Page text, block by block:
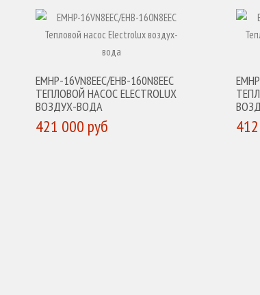
EMHP-16VN8EEC/EHB-160N8EEC
ТЕПЛОВОЙ НАСОС ELECTROLUX
ВОЗДУХ-ВОДА
421 000 руб